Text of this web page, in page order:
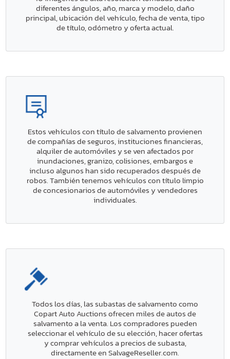
diferentes ángulos, año, marca y modelo, daño
principal, ubicación del vehículo, fecha de venta, tipo
de título, odómetro y oferta actual.
Estos vehículos con título de salvamento provienen
de compañías de seguros, instituciones financieras,
alquiler de automóviles y se ven afectados por
inundaciones, granizo, colisiones, embargos e
incluso algunos han sido recuperados después de
robos. También tenemos vehículos con título limpio
de concesionarios de automóviles y vendedores
individuales.
Todos los días, las subastas de salvamento como
Copart Auto Auctions ofrecen miles de autos de
salvamento a la venta. Los compradores pueden
seleccionar el vehículo de su elección, hacer ofertas
y comprar vehículos a precios de subasta,
directamente en SalvageReseller.com.